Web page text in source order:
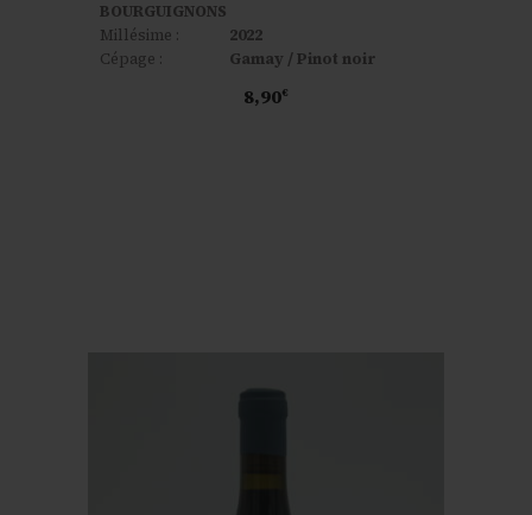
BOURGUIGNONS
Millésime :
2022
Cépage :
Gamay / Pinot noir
8,90€